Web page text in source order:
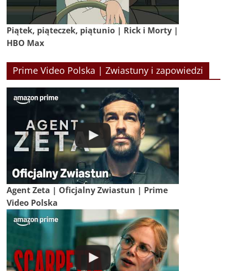
Piątek, piąteczek, piątunio | Rick i Morty |
HBO Max
Prime Video Polska | Zwiastuny i zapowiedzi
Agent Zeta | Oficjalny Zwiastun | Prime
Video Polska